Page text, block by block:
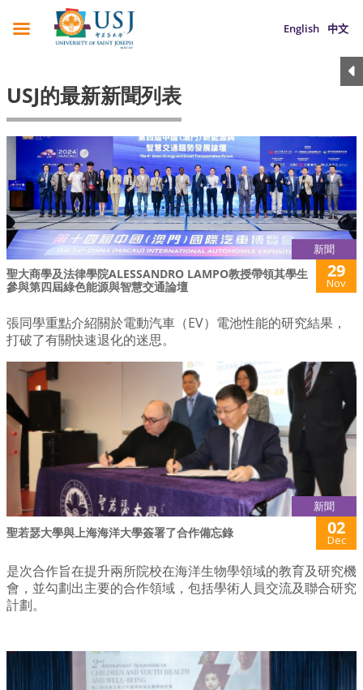
English 中文
USJ的最新新聞列表
新聞
聖大商學及法律學院ALESSANDRO LAMPO教授帶領其學生
參與第四屆綠色能源與智慧交通論壇
29
Nov
張同學重點介紹關於電動汽車（EV）電池性能的研究結果，
打破了有關快速退化的迷思。
新聞
聖若瑟大學與上海海洋大學簽署了合作備忘錄 02
Dec
是次合作旨在提升兩所院校在海洋生物學領域的教育及研究機
會，並勾劃出主要的合作領域，包括學術人員交流及聯合研究
計劃。